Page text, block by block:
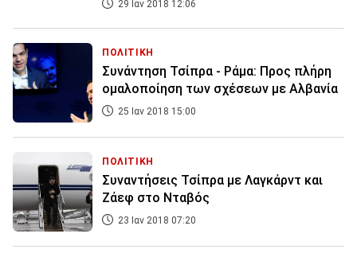
29 Ιαν 2018 12:06
ΠΟΛΙΤΙΚΗ
Συνάντηση Τσίπρα - Ράμα: Προς πλήρη
ομαλοποίηση των σχέσεων με Αλβανία
25 Ιαν 2018 15:00
ΠΟΛΙΤΙΚΗ
Συναντήσεις Τσίπρα με Λαγκάρντ και
Ζάεφ στο Νταβός
23 Ιαν 2018 07:20